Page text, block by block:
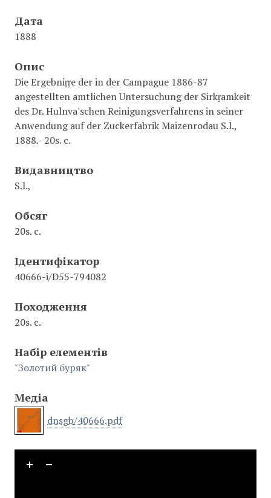
Дата
1888
Опис
Die Ergebniᶉᶉe der in der Campague 1886-87
angestellten amtlichen Untersuchung der Sirkᶉamkeit
des Dr. Hulnva'schen Reinigungsverfahrens in seiner
Anwendung auf der Zuckerfabrik Maizenrodau S.l.,
1888.- 20s. с.
Видавництво
S.l.,
Обсяг
20s. с.
Ідентифікатор
40666-i/D55-794082
Походження
20s. с.
Набір елементів
"Золотий буряк"
Медіа
dnsgb/40666.pdf
Media Viewer